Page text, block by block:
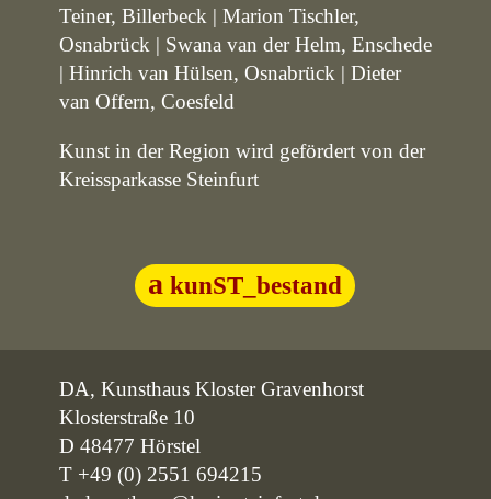
Teiner, Billerbeck | Marion Tischler,
Osnabrück | Swana van der Helm, Enschede
| Hinrich van Hülsen, Osnabrück | Dieter
van Offern, Coesfeld
Kunst in der Region wird gefördert von der
Kreissparkasse Steinfurt
kunST_bestand
DA, Kunsthaus Kloster Gravenhorst
Klosterstraße 10
D 48477 Hörstel
T +49 (0) 2551 694215